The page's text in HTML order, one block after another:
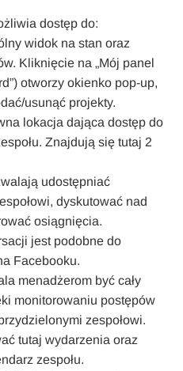
dostęp do:
widok na stan oraz
Kliknięcie na „Mój panel
otworzy okienko pop-up,
usunąć projekty.
lokacja dająca dostęp do
Znajdują się tutaj 2
udostępniać
dyskutować nad
osiągnięcia.
jest podobne do
Facebooku.
menadżerom być cały
monitorowaniu postępów
zespołowi.
tutaj wydarzenia oraz
zespołu.